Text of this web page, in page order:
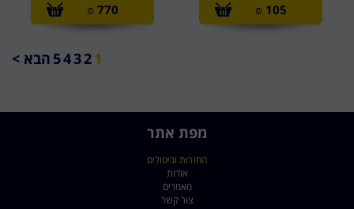
105
₪
770
₪
1
2
3
4
5 הבא >
מפת אתר
החזרות וביטולים
אודות
מאמרים
צור קשר